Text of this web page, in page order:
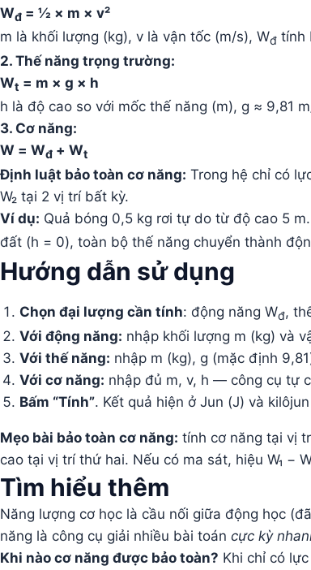
Wđ = ½ × m × v²
m là khối lượng (kg), v là vận tốc (m/s), Wđ tính
2. Thế năng trọng trường:
Wt = m × g × h
h là độ cao so với mốc thế năng (m), g ≈ 9,81
3. Cơ năng:
W = Wđ + Wt
Định luật bảo toàn cơ năng: Trong hệ chỉ có
W₂ tại 2 vị trí bất kỳ.
Ví dụ: Quả bóng 0,5 kg rơi tự do từ độ cao 5
đất (h = 0), toàn bộ thế năng chuyển thành
Hướng dẫn sử dụng
Chọn đại lượng cần tính: động năng Wđ,
Với động năng: nhập khối lượng m (kg) và
Với thế năng: nhập m (kg), g (mặc định
Với cơ năng: nhập đủ m, v, h — công cụ tự
Bấm “Tính”. Kết quả hiện ở Jun (J) và
Mẹo bài bảo toàn cơ năng: tính cơ năng tại vị
cao tại vị trí thứ hai. Nếu có ma sát, hiệu W₁ −
Tìm hiểu thêm
Năng lượng cơ học là cầu nối giữa động học
năng là công cụ giải nhiều bài toán cực kỳ
Khi nào cơ năng được bảo toàn? Khi chỉ có